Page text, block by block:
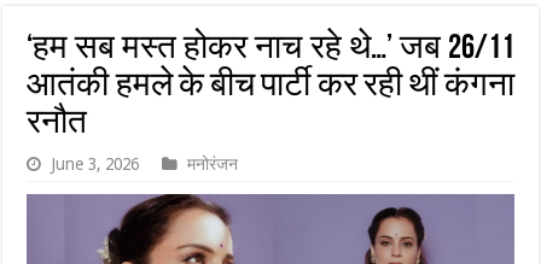
‘हम सब मस्त होकर नाच रहे थे…’ जब 26/11
आतंकी हमले के बीच पार्टी कर रही थीं कंगना
रनौत
June 3, 2026 मनोरंजन